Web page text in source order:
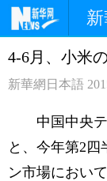
ホームページ
観光
4-6月、小米
新華網日本語
中国中央テ
と、今年第2四
ン市場におい